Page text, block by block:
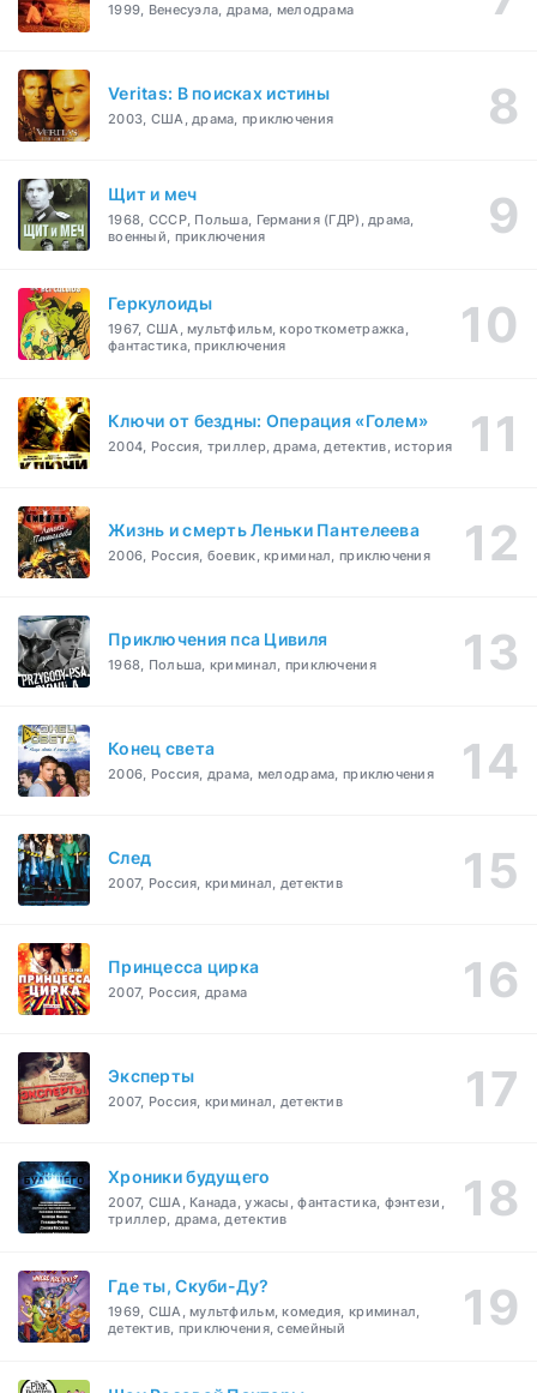
1999, Венесуэла, драма, мелодрама
Veritas: В поисках истины
2003, США, драма, приключения
Щит и меч
1968, СССР, Польша, Германия (ГДР), драма,
военный, приключения
Геркулоиды
1967, США, мультфильм, короткометражка,
фантастика, приключения
Ключи от бездны: Операция «Голем»
2004, Россия, триллер, драма, детектив, история
Жизнь и смерть Леньки Пантелеева
2006, Россия, боевик, криминал, приключения
Приключения пса Цивиля
1968, Польша, криминал, приключения
Конец света
2006, Россия, драма, мелодрама, приключения
След
2007, Россия, криминал, детектив
Принцесса цирка
2007, Россия, драма
Эксперты
2007, Россия, криминал, детектив
Хроники будущего
2007, США, Канада, ужасы, фантастика, фэнтези,
триллер, драма, детектив
Где ты, Скуби-Ду?
1969, США, мультфильм, комедия, криминал,
детектив, приключения, семейный